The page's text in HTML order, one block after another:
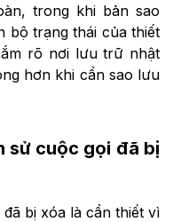
trong khi bản sao
bộ trạng thái của thiết
rõ nơi lưu trữ nhật
hơn khi cần sao lưu
sử cuộc gọi đã bị
bị xóa là cần thiết vì